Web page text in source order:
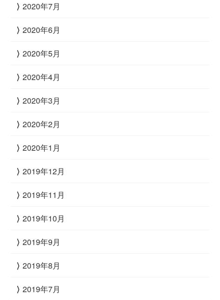
2020年7月
2020年6月
2020年5月
2020年4月
2020年3月
2020年2月
2020年1月
2019年12月
2019年11月
2019年10月
2019年9月
2019年8月
2019年7月